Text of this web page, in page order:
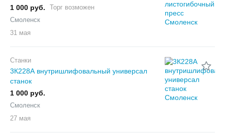
1 000 руб.
Торг возможен
Смоленск
31 мая
Станки
3К228А внутришлифовальный универсал
станок
1 000 руб.
Смоленск
27 мая